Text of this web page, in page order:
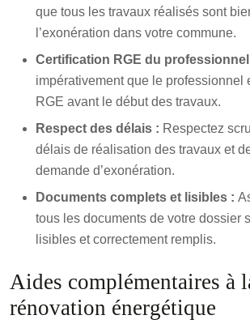
que tous les travaux réalisés sont
l’exonération dans votre commune.
Certification RGE du
impérativement que le professionnel
RGE avant le début des travaux.
Respect des délais : Respectez
délais de réalisation des travaux et
demande d’exonération.
Documents complets et lisibles :
tous les documents de votre dossier
lisibles et correctement remplis.
Aides complémentaires à
rénovation énergétique